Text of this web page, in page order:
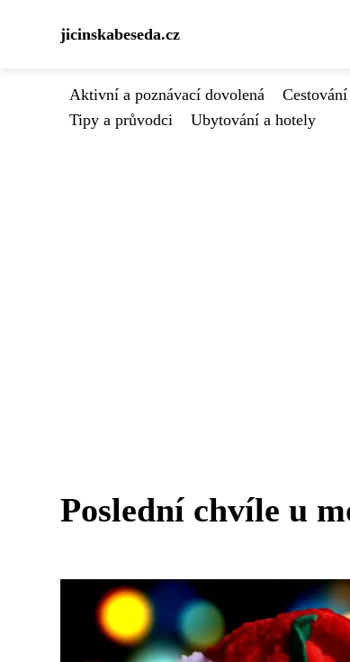
jicinskabeseda.cz
Aktivní a poznávací dovolená
Tipy a průvodci
Ubytování a hotely
Poslední chvíle u